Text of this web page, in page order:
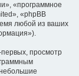
«программное
«phpBB
любой из ваших
просмотр